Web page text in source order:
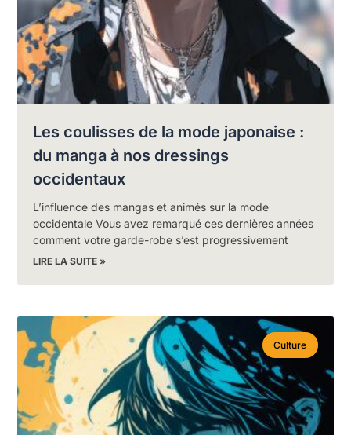
Les coulisses de la mode japonaise :
du manga à nos dressings
occidentaux
L’influence des mangas et animés sur la mode
occidentale Vous avez remarqué ces dernières années
comment votre garde-robe s’est progressivement
LIRE LA SUITE »
Culture